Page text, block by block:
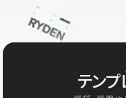
テンプ